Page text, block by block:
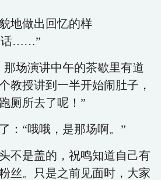
地做出回忆的样
话……”
那场演讲中午的茶歇里有道
教授讲到一半开始闹肚子，
厕所去了呢！”
：“哦哦，是那场啊。”
不是盖的，祝鸣知道自己有
丝。只是之前见面时，大家